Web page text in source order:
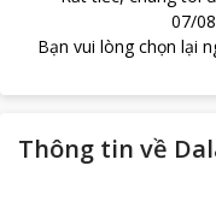
07/
Bạn vui lòng chọn lại
Thông tin về